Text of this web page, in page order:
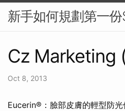
新手如何規劃第一
Cz Marketing
Oct 8, 2013
Eucerin®：臉部皮膚的輕型防